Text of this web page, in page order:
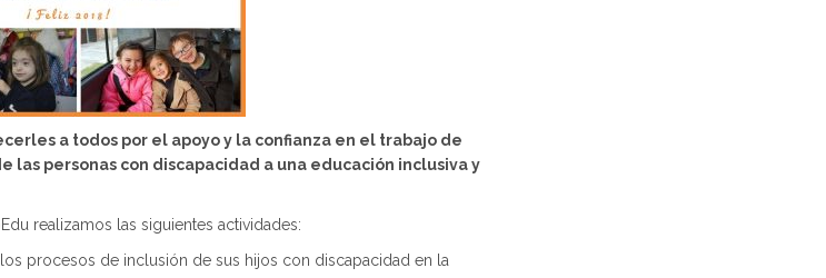
a todos por el apoyo y la confianza en el trabajo de
las personas con discapacidad a una educación inclusiva y
realizamos las siguientes actividades:
procesos de inclusión de sus hijos con discapacidad en la